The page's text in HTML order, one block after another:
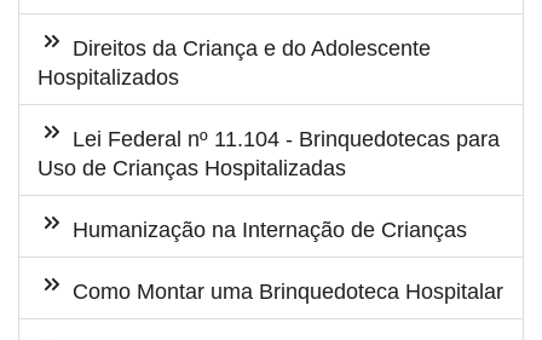
Direitos da Criança e do Adolescente
Hospitalizados
Lei Federal nº 11.104 - Brinquedotecas para
Uso de Crianças Hospitalizadas
Humanização na Internação de Crianças
Como Montar uma Brinquedoteca Hospitalar